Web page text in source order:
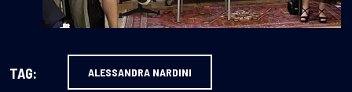
TAG: ALESSANDRA NARDINI